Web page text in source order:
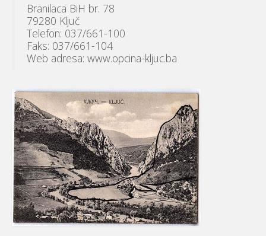
Branilaca BiH br. 78
79280 Ključ
Telefon: 037/661-100
Faks: 037/661-104
Web adresa: www.opcina-kljuc.ba